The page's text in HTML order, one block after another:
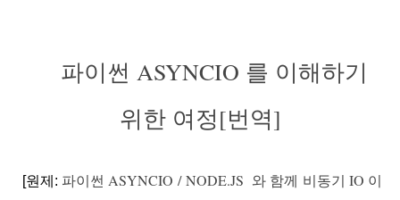
파이썬 ASYNCIO 를 이해하기
위한 여정[번역]
[원제: 파이썬 ASYNCIO / NODE.JS 와 함께 비동기 IO 이